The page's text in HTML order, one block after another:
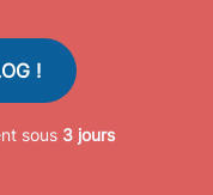
!
sous 3 jours